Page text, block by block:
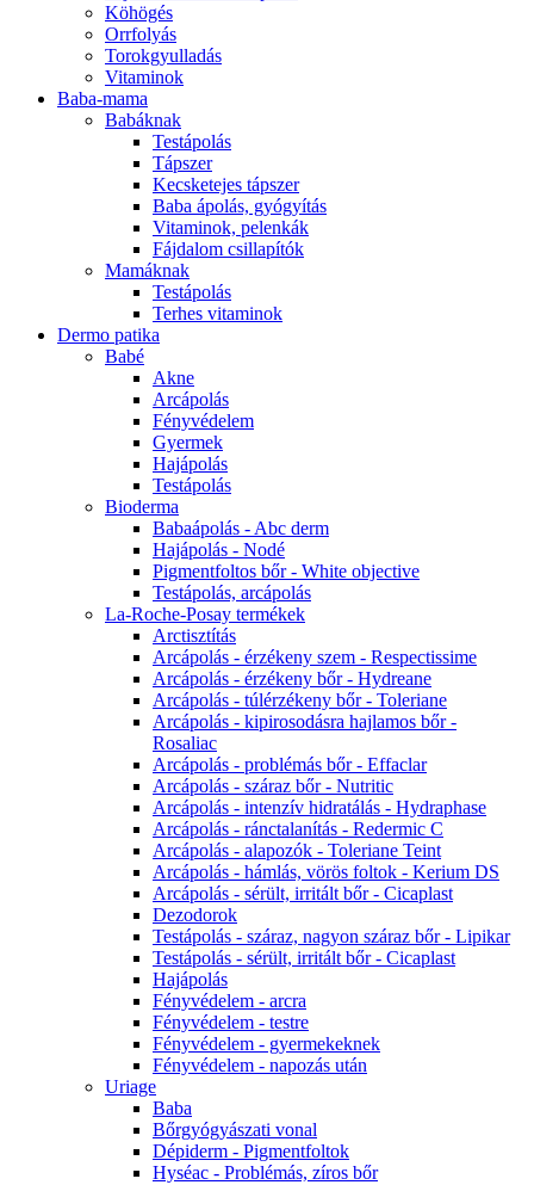
Köhögés
Orrfolyás
Torokgyulladás
Vitaminok
Baba-mama
Babáknak
Testápolás
Tápszer
Kecsketejes tápszer
Baba ápolás, gyógyítás
Vitaminok, pelenkák
Fájdalom csillapítók
Mamáknak
Testápolás
Terhes vitaminok
Dermo patika
Babé
Akne
Arcápolás
Fényvédelem
Gyermek
Hajápolás
Testápolás
Bioderma
Babaápolás - Abc derm
Hajápolás - Nodé
Pigmentfoltos bőr - White objective
Testápolás, arcápolás
La-Roche-Posay termékek
Arctisztítás
Arcápolás - érzékeny szem - Respectissime
Arcápolás - érzékeny bőr - Hydreane
Arcápolás - túlérzékeny bőr - Toleriane
Arcápolás - kipirosodásra hajlamos bőr -
Rosaliac
Arcápolás - problémás bőr - Effaclar
Arcápolás - száraz bőr - Nutritic
Arcápolás - intenzív hidratálás - Hydraphase
Arcápolás - ránctalanítás - Redermic C
Arcápolás - alapozók - Toleriane Teint
Arcápolás - hámlás, vörös foltok - Kerium DS
Arcápolás - sérült, irritált bőr - Cicaplast
Dezodorok
Testápolás - száraz, nagyon száraz bőr - Lipikar
Testápolás - sérült, irritált bőr - Cicaplast
Hajápolás
Fényvédelem - arcra
Fényvédelem - testre
Fényvédelem - gyermekeknek
Fényvédelem - napozás után
Uriage
Baba
Bőrgyógyászati vonal
Dépiderm - Pigmentfoltok
Hyséac - Problémás, zíros bőr